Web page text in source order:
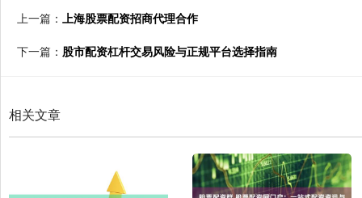
上一篇： 上海股票配资招商代理合作
下一篇： 股市配资杠杆交易风险与正规平台选择指南
相关文章